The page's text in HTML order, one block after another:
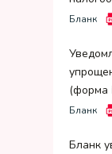
Бланк
(форма
Бланк
Бланк